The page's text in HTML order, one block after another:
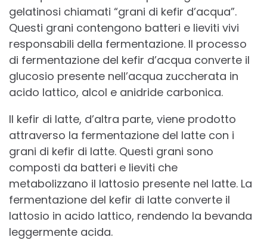
gelatinosi chiamati “grani di kefir d’acqua”.
Questi grani contengono batteri e lieviti vivi
responsabili della fermentazione. Il processo
di fermentazione del kefir d’acqua converte il
glucosio presente nell’acqua zuccherata in
acido lattico, alcol e anidride carbonica.
Il kefir di latte, d’altra parte, viene prodotto
attraverso la fermentazione del latte con i
grani di kefir di latte. Questi grani sono
composti da batteri e lieviti che
metabolizzano il lattosio presente nel latte. La
fermentazione del kefir di latte converte il
lattosio in acido lattico, rendendo la bevanda
leggermente acida.